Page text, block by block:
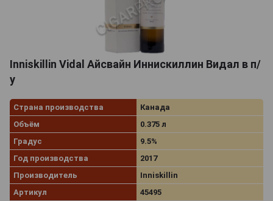
Inniskillin Vidal Айсвайн Иннискиллин Видал в п/
у
Страна производства
Канада
Объём
0.375 л
Градус
9.5%
Год производства
2017
Производитель
Inniskillin
Артикул
45495